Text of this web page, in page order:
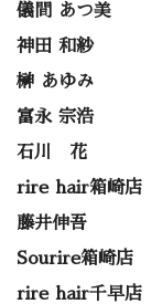
儀間 あつ美
神田 和紗
榊 あゆみ
富永 宗浩
石川 花
rire hair箱崎店
藤井伸吾
Sourire箱崎店
rire hair千早店